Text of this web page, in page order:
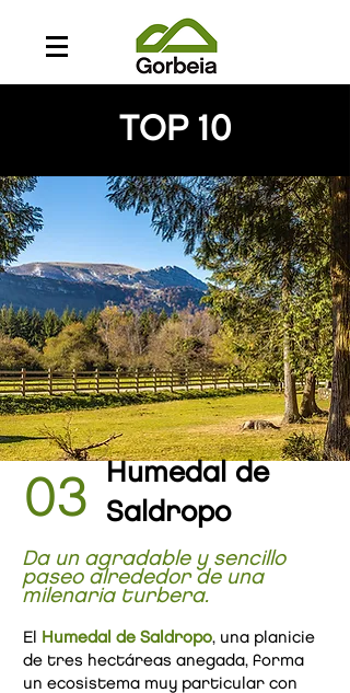
TOP 10
03
Humedal de
Saldropo
Da un agradable y sencillo
paseo alrededor de una
milenaria turbera.
El Humedal de Saldropo, una planicie
de tres hectáreas anegada, forma
un ecosistema muy particular con